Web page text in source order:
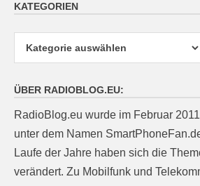
KATEGORIEN
ÜBER RADIOBLOG.EU:
RadioBlog.eu wurde im Februar
unter dem Namen
Laufe der Jahre haben sich die
verändert. Zu Mobilfunk und